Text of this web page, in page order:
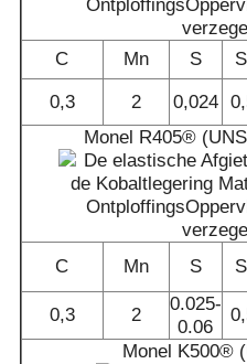
C Mn S
0,3
2 0,024
Monel R405®
C Mn S
0,3 2
0.025-
0.06
Monel K500®